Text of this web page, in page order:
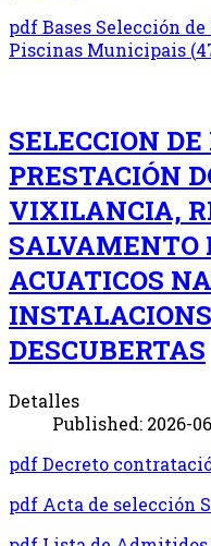
pdfBases Selección
Piscinas Municipais (
SELECCION
PRESTACIÓN
VIXILANCIA,
SALVAMENTO
ACUATICOS
DESCUBERTAS
Detalles
Published: 2026-
pdfDecreto
pdf Acta de selección